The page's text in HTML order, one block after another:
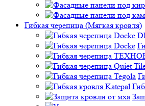
Гибкая черепица (Мягкая кровля)